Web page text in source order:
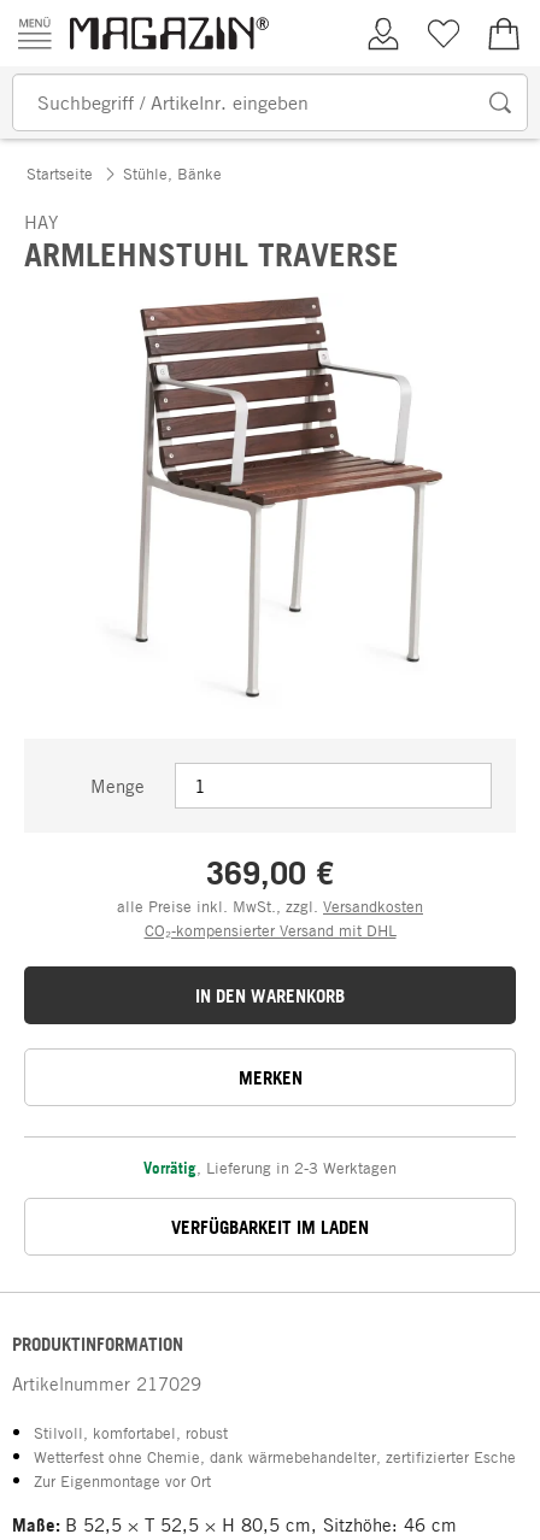
Zum Inhalt springen
Kundenkonto
Merkliste
Startseite Stühle, Bänke
HAY
ARMLEHNSTUHL TRAVERSE
Menge
369,00 €
alle Preise inkl. MwSt., zzgl. Versandkosten
CO₂-kompensierter Versand mit DHL
IN DEN WARENKORB
MERKEN
Vorrätig Lieferung in 2-3 Werktagen
VERFÜGBARKEIT IM LADEN
PRODUKTINFORMATION
Artikelnummer 217029
Stilvoll, komfortabel, robust
Wetterfest ohne Chemie, dank wärmebehandelter, zertifizierter Esche
Zur Eigenmontage vor Ort
Maße: B 52,5 × T 52,5 × H 80,5 cm, Sitzhöhe: 46 cm